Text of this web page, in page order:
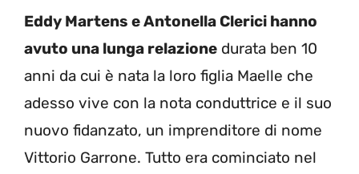
Eddy Martens e Antonella Clerici hanno
avuto una lunga relazione durata ben 10
anni da cui è nata la loro figlia Maelle che
adesso vive con la nota conduttrice e il suo
nuovo fidanzato, un imprenditore di nome
Vittorio Garrone. Tutto era cominciato nel